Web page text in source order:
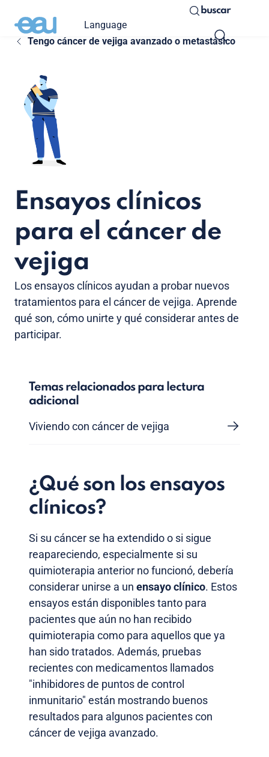
Language
buscar
Tengo cáncer de vejiga avanzado o metastásico
Ensayos clínicos
para el cáncer de
vejiga
Los ensayos clínicos ayudan a probar nuevos
tratamientos para el cáncer de vejiga. Aprende
qué son, cómo unirte y qué considerar antes de
participar.
Temas relacionados para lectura
adicional
Viviendo con cáncer de vejiga
¿Qué son los ensayos
clínicos?
Si su cáncer se ha extendido o si sigue
reapareciendo, especialmente si su
quimioterapia anterior no funcionó, debería
considerar unirse a un ensayo clínico. Estos
ensayos están disponibles tanto para
pacientes que aún no han recibido
quimioterapia como para aquellos que ya
han sido tratados. Además, pruebas
recientes con medicamentos llamados
"inhibidores de puntos de control
inmunitario" están mostrando buenos
resultados para algunos pacientes con
cáncer de vejiga avanzado.